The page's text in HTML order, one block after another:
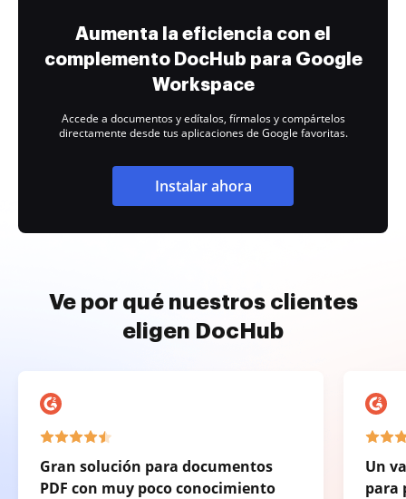
Aumenta la eficiencia con el
complemento DocHub para Google
Workspace
Accede a documentos y edítalos, fírmalos y compártelos
directamente desde tus aplicaciones de Google favoritas.
Instalar ahora
Ve por qué nuestros clientes
eligen DocHub
Gran solución para documentos
PDF con muy poco conocimiento
Un
para